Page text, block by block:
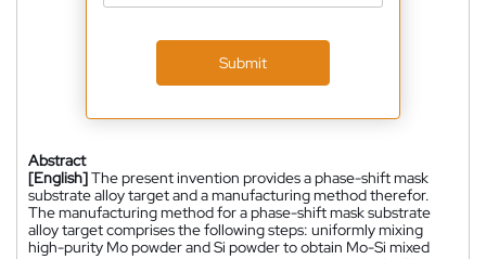
Submit
Abstract
[English]The present invention provides a phase-shift mask
substrate alloy target and a manufacturing method therefor.
The manufacturing method for a phase-shift mask substrate
alloy target comprises the following steps: uniformly mixing
high-purity Mo powder and Si powder to obtain Mo-Si mixed